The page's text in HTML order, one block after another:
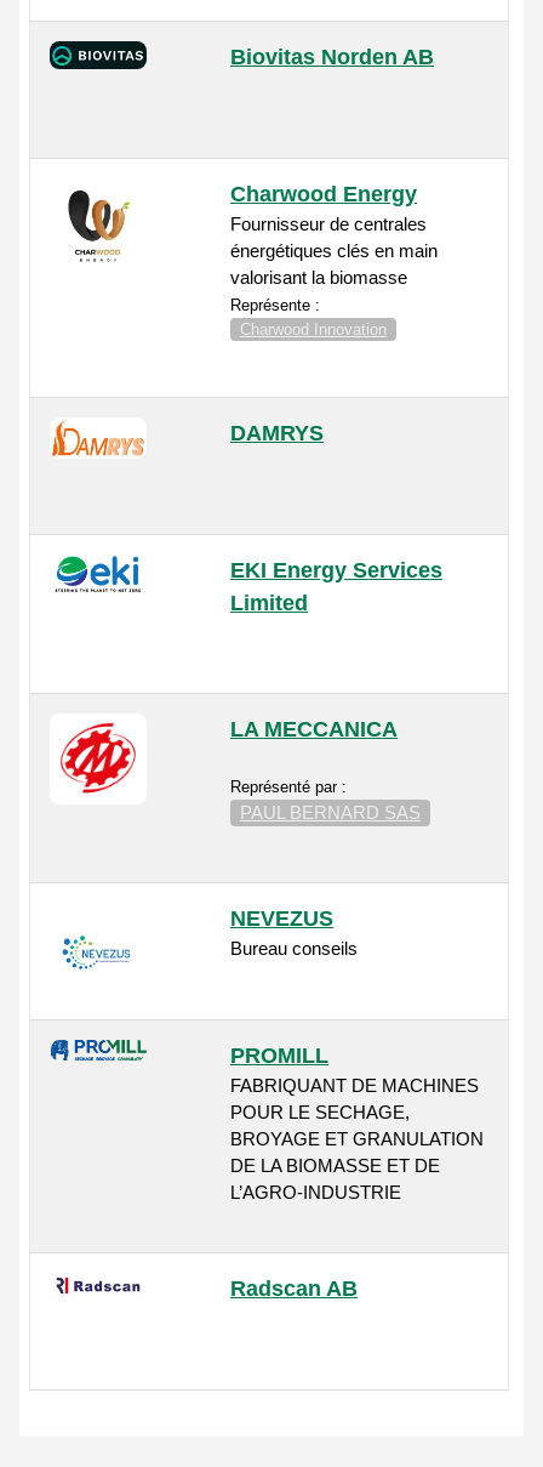
Biovitas Norden AB
Charwood Energy
Fournisseur de centrales
énergétiques clés en main
valorisant la biomasse
Représente :
Charwood Innovation
DAMRYS
EKI Energy Services
Limited
LA MECCANICA
Représenté par :
PAUL BERNARD SAS
NEVEZUS
Bureau conseils
PROMILL
FABRIQUANT DE MACHINES
POUR LE SECHAGE,
BROYAGE ET GRANULATION
DE LA BIOMASSE ET DE
L’AGRO-INDUSTRIE
Radscan AB